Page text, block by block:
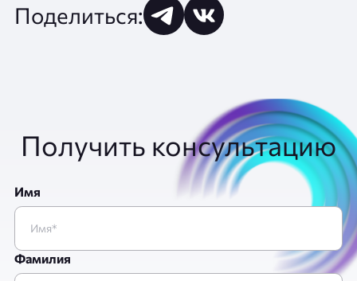
Поделиться:
Получить консультацию
Имя
Фамилия